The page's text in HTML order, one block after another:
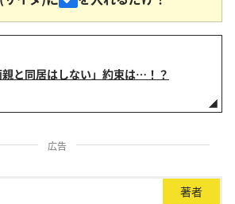
親と同居はしない」約束は…！？
広告
著者